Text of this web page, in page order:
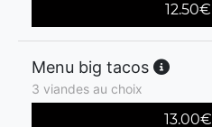
12.50€
Menu big tacos
3 viandes au choix
13.00€